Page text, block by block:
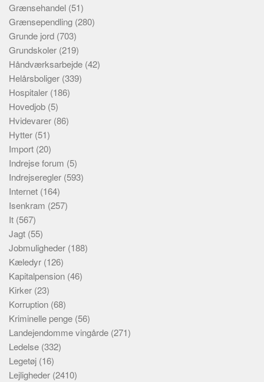
Grænsehandel (51)
Grænsependling (280)
Grunde jord (703)
Grundskoler (219)
Håndværksarbejde (42)
Helårsboliger (339)
Hospitaler (186)
Hovedjob (5)
Hvidevarer (86)
Hytter (51)
Import (20)
Indrejse forum (5)
Indrejseregler (593)
Internet (164)
Isenkram (257)
It (567)
Jagt (55)
Jobmuligheder (188)
Kæledyr (126)
Kapitalpension (46)
Kirker (23)
Korruption (68)
Kriminelle penge (56)
Landejendomme vingårde (271)
Ledelse (332)
Legetøj (16)
Lejligheder (2410)